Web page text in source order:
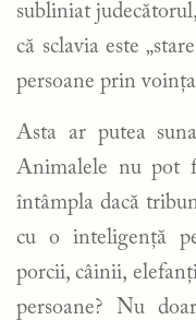
subliniat
că sclavia este
persoane prin
Asta ar putea
Animalele nu pot
întâmpla dacă
cu o inteligență
porcii, câinii,
persoane? Nu